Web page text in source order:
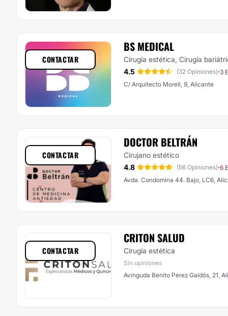
BS MEDICAL
Cirugía estética, Cirugía
4.5
(32 Opiniones)·3
C/ Arquitecto Morell, 9, Alicante
CONTACTAR
DOCTOR BELTRÁN
Cirujano estético
4.8
(56 Opiniones)·6
Avda. Condomina 44. Bajo, LC6,
CONTACTAR
CRITON SALUD
Cirugía estética
Sin opiniones
Avinguda Benito Pérez Galdós, 21,
CONTACTAR